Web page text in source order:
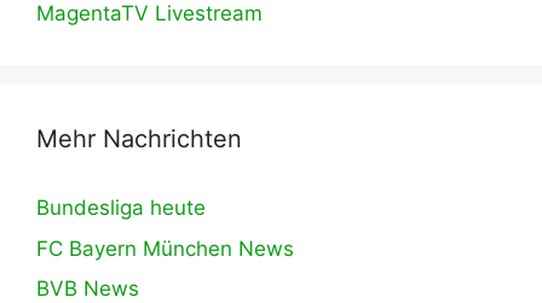
MagentaTV Livestream
Mehr Nachrichten
Bundesliga heute
FC Bayern München News
BVB News